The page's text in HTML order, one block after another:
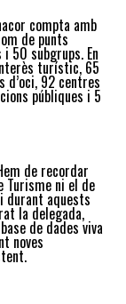
compta amb
de punts
50 subgrups. En
turístic, 65
92 centres
públiques i 5
de recordar
Turisme ni el de
durant aquests
la delegada,
de dades viva
noves